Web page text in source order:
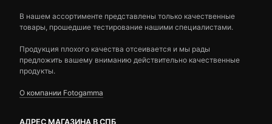
В нашем ассортименте представлены только качественные
товары, прошедшие тестирование нашими специалистами.
Продукция плохого качества отсеивается и мы рады
предложить вашему вниманию действительно качественные
продукты.
О компании Fotogamma
АДРЕС МАГАЗИНА В СПБ